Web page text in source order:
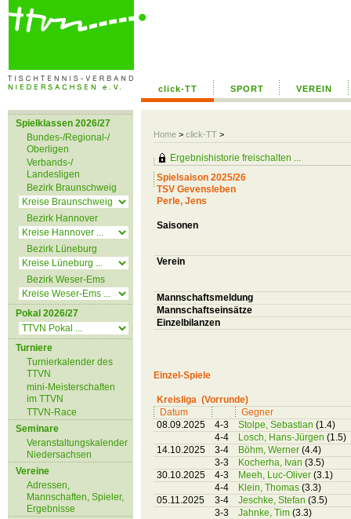
click-TT SPORT VEREIN
Home > click-TT >
Spielklassen 2026/27
Bundes-/Regional-/
Oberligen
Verbands-/
Landesligen
Bezirk Braunschweig
Bezirk Hannover
Bezirk Lüneburg
Bezirk Weser-Ems
Pokal 2026/27
Turniere
Turnierkalender des
TTVN
mini-Meisterschaften
im TTVN
TTVN-Race
Seminare
Veranstaltungskalender
Niedersachsen
Vereine
Adressen,
Mannschaften, Spieler,
Ergebnisse
Ergebnishistorie freischalten ...
Spielsaison 2025/26
TSV Gevensleben
Perle, Jens
Saisonen
Verein
Mannschaftsmeldung
Mannschaftseinsätze
Einzelbilanzen
Einzel-Spiele
Kreisliga (Vorrunde)
Datum
Gegner
08.09.2025
4-3 Stolpe, Sebastian (1.4)
4-4
Losch, Hans-Jürgen (1.5)
14.10.2025
3-4 Böhm, Werner (4.4)
3-3
Kocherha, Ivan (3.5)
30.10.2025
4-3 Meeh, Luc-Oliver (3.1)
4-4
Klein, Thomas (3.3)
05.11.2025
3-4 Jeschke, Stefan (3.5)
3-3
Jahnke, Tim (3.3)